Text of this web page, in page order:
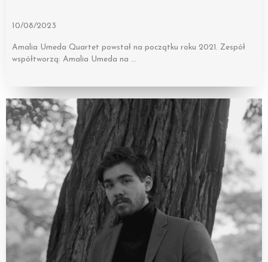
10/08/2023
Amalia Umeda Quartet powstał na początku roku 2021. Zespół
współtworzą: Amalia Umeda na …